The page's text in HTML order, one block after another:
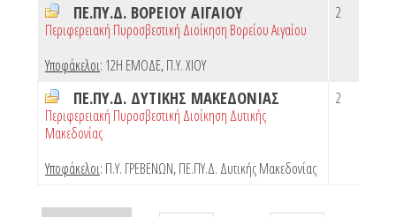
ΠΕ.ΠΥ.Δ. ΒΟΡΕΙΟΥ ΑΙΓΑΙΟΥ
Περιφερειακή Πυροσβεστική Διοίκηση Βορείου Αιγαίου
Υποφάκελοι: 12Η ΕΜΟΔΕ,Π.Υ. ΧΙΟΥ
2
ΠΕ.ΠΥ.Δ. ΔΥΤΙΚΗΣ ΜΑΚΕΔΟΝΙΑΣ
Περιφερειακή Πυροσβεστική Διοίκηση Δυτικής
Μακεδονίας
Υποφάκελοι: Π.Υ. ΓΡΕΒΕΝΩΝ,ΠΕ.ΠΥ.Δ. Δυτικής Μακεδονίας
2